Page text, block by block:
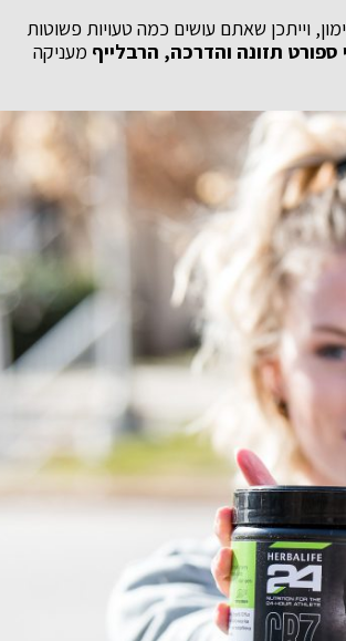
וייתכן שאתם עושים כמה טעויות פשוטות
ספורט תזונה והדרכה, הרבלייף מעניקה